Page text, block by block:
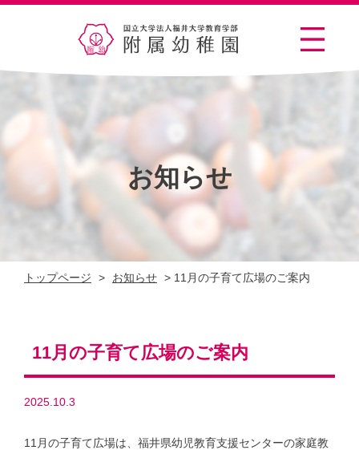
お知らせ
トップページ > お知らせ > 11月の子育て広場のご案内
11月の子育て広場のご案内
2025.10.3
11月の子育て広場は、福井県幼児教育支援センターの家庭教